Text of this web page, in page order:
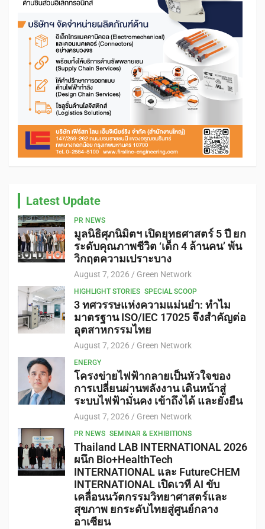
Latest Update
PR NEWS
มูลนิธิศุภนิมิตฯ เปิดยุทธศาสตร์ 5 ปี ยก
ระดับคุณภาพชีวิต ‘เด็ก 4 ล้านคน’ พ้น
วิกฤตความเปราะบาง
August 7, 2026 Green Network
HIGHLIGHT STORIES SPECIAL SCOOP
3 ทศวรรษแห่งความแม่นยำ: ทำไม
มาตรฐาน ISO/IEC 17025 จึงสำคัญต่อ
อุตสาหกรรมไทย
August 7, 2026 Green Network
ENERGY
โครงข่ายไฟฟ้ากลายเป็นหัวใจของ
การเปลี่ยนผ่านพลังงาน เดินหน้าสู่
ระบบไฟฟ้ามั่นคง เข้าถึงได้ และยั่งยืน
August 7, 2026 Green Network
PR NEWS SEMINAR & EXHIBITIONS
Thailand LAB INTERNATIONAL 2026
ผนึก Bio+HealthTech
INTERNATIONAL และ FutureCHEM
INTERNATIONAL เปิดเวที AI ขับ
เคลื่อนนวัตกรรมวิทยาศาสตร์และ
สุขภาพ ยกระดับไทยสู่ศูนย์กลาง
อาเซียน